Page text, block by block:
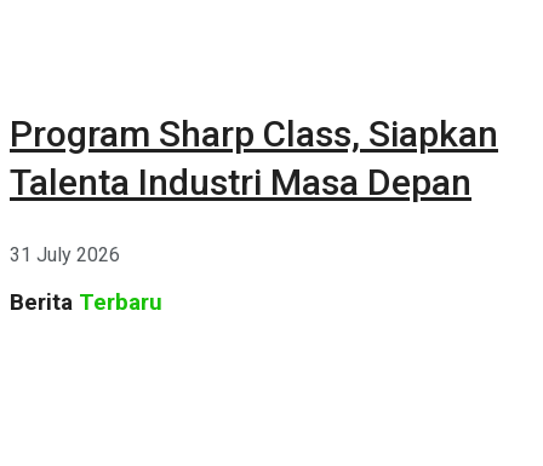
Program Sharp Class, Siapkan
Talenta Industri Masa Depan
31 July 2026
Berita Terbaru